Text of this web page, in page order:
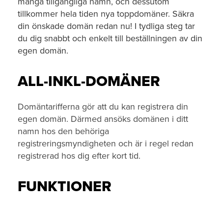
tillkommer hela tiden nya toppdomäner. Säkra
din önskade domän redan nu! I tydliga steg tar
du dig snabbt och enkelt till beställningen av din
egen domän.
ALL-INKL-DOMÄNER
Domäntarifferna gör att du kan registrera din
egen domän. Därmed ansöks domänen i ditt
namn hos den behöriga
registreringsmyndigheten och är i regel redan
registrerad hos dig efter kort tid.
FUNKTIONER